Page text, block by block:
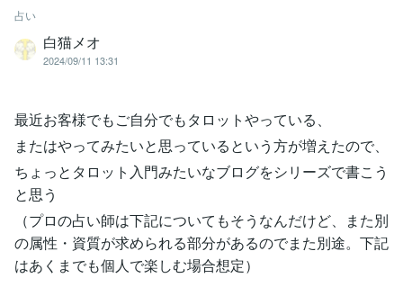
占い
白猫メオ
2024/09/11 13:31
最近お客様でもご自分でもタロットやっている、
またはやってみたいと思っているという方が増えたので、
ちょっとタロット入門みたいなブログをシリーズで書こう
と思う
（プロの占い師は下記についてもそうなんだけど、また別
の属性・資質が求められる部分があるのでまた別途。下記
はあくまでも個人で楽しむ場合想定）